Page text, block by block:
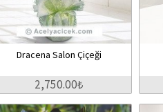
Dracena Salon Çiçeği
2,750.00₺